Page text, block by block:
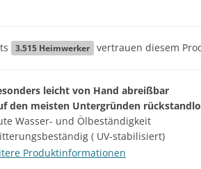
3.515 Heimwerker vertrauen diesem
leicht von Hand abreißbar
den meisten Untergründen
Wasser- und Ölbeständigkeit
( UV-stabilisiert)
Produktinformationen